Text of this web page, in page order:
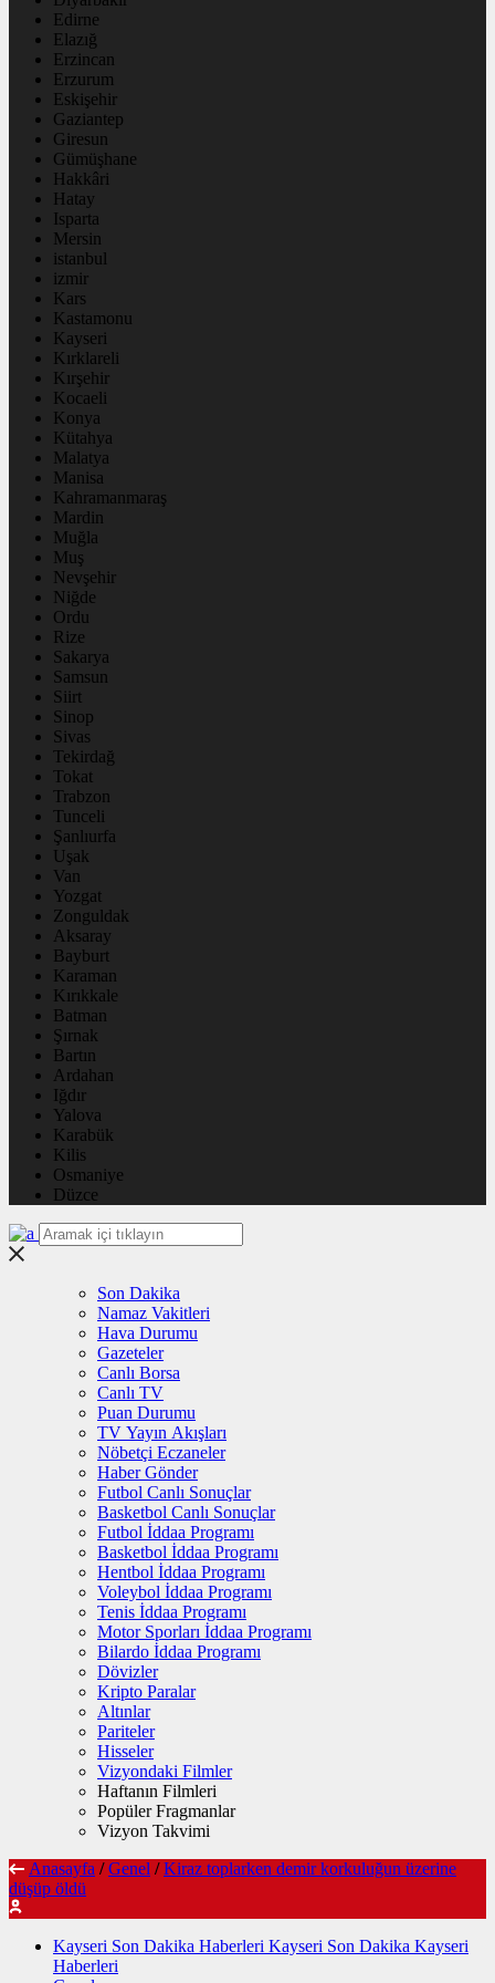
Edirne
Elazığ
Erzincan
Erzurum
Eskişehir
Gaziantep
Giresun
Gümüşhane
Hakkâri
Hatay
Isparta
Mersin
istanbul
izmir
Kars
Kastamonu
Kayseri
Kırklareli
Kırşehir
Kocaeli
Konya
Kütahya
Malatya
Manisa
Kahramanmaraş
Mardin
Muğla
Muş
Nevşehir
Niğde
Ordu
Rize
Sakarya
Samsun
Siirt
Sinop
Sivas
Tekirdağ
Tokat
Trabzon
Tunceli
Şanlıurfa
Uşak
Van
Yozgat
Zonguldak
Aksaray
Bayburt
Karaman
Kırıkkale
Batman
Şırnak
Bartın
Ardahan
Iğdır
Yalova
Karabük
Kilis
Osmaniye
Düzce
Son Dakika
Namaz Vakitleri
Hava Durumu
Gazeteler
Canlı Borsa
Canlı TV
Puan Durumu
TV Yayın Akışları
Nöbetçi Eczaneler
Haber Gönder
Futbol Canlı Sonuçlar
Basketbol Canlı Sonuçlar
Futbol İddaa Programı
Basketbol İddaa Programı
Hentbol İddaa Programı
Voleybol İddaa Programı
Tenis İddaa Programı
Motor Sporları İddaa Programı
Bilardo İddaa Programı
Dövizler
Kripto Paralar
Altınlar
Pariteler
Hisseler
Vizyondaki Filmler
Haftanın Filmleri
Popüler Fragmanlar
Vizyon Takvimi
Anasayfa / Genel / Kiraz toplarken demir korkuluğun üzerine
düşüp öldü
Kayseri Son Dakika Haberleri Kayseri Son Dakika Kayseri
Haberleri